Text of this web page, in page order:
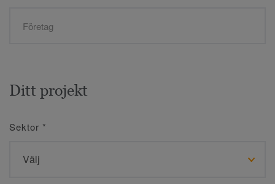
Ditt projekt
Sektor *